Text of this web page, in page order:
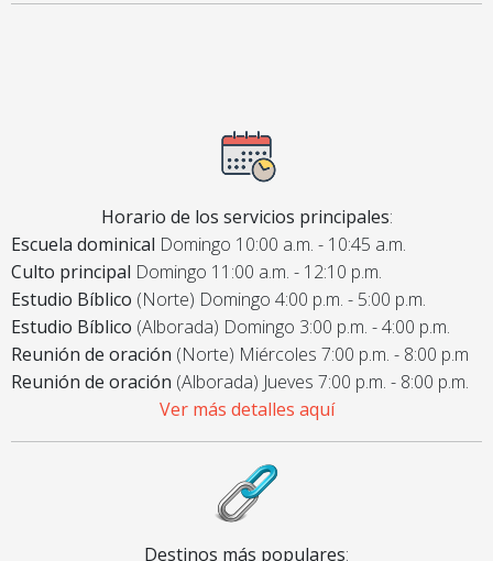
Horario de los servicios principales:
Escuela dominical Domingo 10:00 a.m. - 10:45 a.m.
Culto principal Domingo 11:00 a.m. - 12:10 p.m.
Estudio Bíblico (Norte) Domingo 4:00 p.m. - 5:00 p.m.
Estudio Bíblico (Alborada) Domingo 3:00 p.m. - 4:00 p.m.
Reunión de oración (Norte) Miércoles 7:00 p.m. - 8:00 p.m
Reunión de oración (Alborada) Jueves 7:00 p.m. - 8:00 p.m.
Ver más detalles aquí
Destinos más populares: